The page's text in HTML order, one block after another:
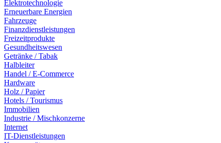
Elektrotechnologie
Erneuerbare Energien
Fahrzeuge
Finanzdienstleistungen
Freizeitprodukte
Gesundheitswesen
Getränke / Tabak
Halbleiter
Handel / E-Commerce
Hardware
Holz / Papier
Hotels / Tourismus
Immobilien
Industrie / Mischkonzerne
Internet
IT-Dienstleistungen